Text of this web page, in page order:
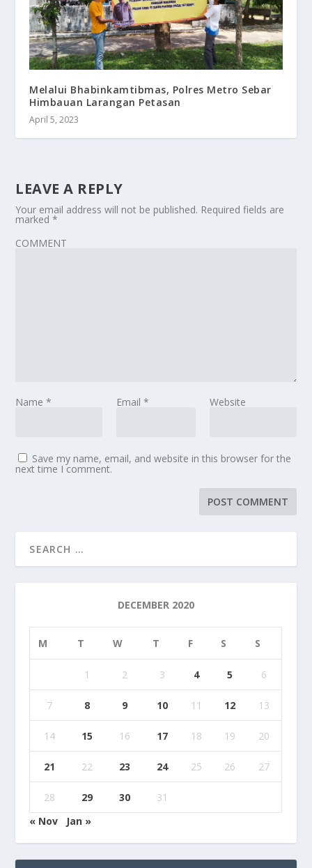
Melalui Bhabinkamtibmas, Polres Metro Sebar
Himbauan Larangan Petasan
April 5, 2023
LEAVE A REPLY
Your email address will not be published. Required fields are
marked*
COMMENT
Name* Email * Website
Save my name, email, and website in this browser for the
next time I comment.
DECEMBER 2020
M T W T F S S
1 2 3 4 5 6
7 8 9 10 11 12 13
14 15 16 17 18 19 20
21 22 23 24 25 26 27
28 29 30
31
« Nov
Jan »